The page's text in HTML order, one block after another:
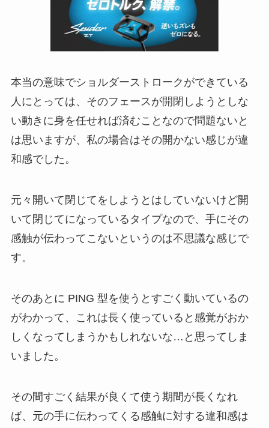
本当の意味でショルダーストロークができている
人にとっては、そのフェースが開閉しようとしな
い動きに身を任せれば済むことなので問題ないと
は思いますが、私の場合はその開かない感じが違
和感でした。
元々開いて閉じてをしようとはしていないけど開
いて閉じてになっているタイプなので、手にその
感触が伝わってこないというのは不思議な感じで
す。
そのあとに PING 型を使うとすごく動いているの
がわかって、これは長く使っていると感覚がおか
しくなってしまうかもしれないな…と思ってしま
いました。
その間すごく結果が良くて使う期間が長くなれ
ば、元の手に伝わってくる感触に対する違和感は